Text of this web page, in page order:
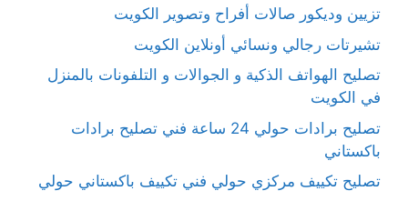
تزيين وديكور صالات أفراح وتصوير الكويت
تشيرتات رجالي ونسائي أونلاين الكويت
تصليح الهواتف الذكية و الجوالات و التلفونات بالمنزل
في الكويت
تصليح برادات حولي 24 ساعة فني تصليح برادات
باكستاني
تصليح تكييف مركزي حولي فني تكييف باكستاني حولي